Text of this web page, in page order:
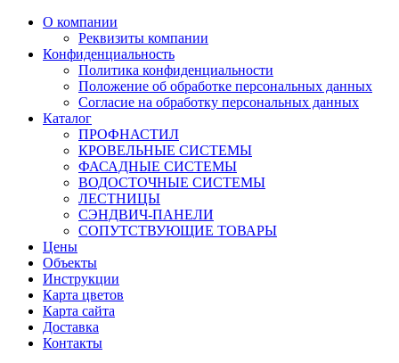
О компании
Реквизиты компании
Конфиденциальность
Политика конфиденциальности
Положение об обработке персональных данных
Согласие на обработку персональных данных
Каталог
ПРОФНАСТИЛ
КРОВЕЛЬНЫЕ СИСТЕМЫ
ФАСАДНЫЕ СИСТЕМЫ
ВОДОСТОЧНЫЕ СИСТЕМЫ
ЛЕСТНИЦЫ
СЭНДВИЧ-ПАНЕЛИ
СОПУТСТВУЮЩИЕ ТОВАРЫ
Цены
Объекты
Инструкции
Карта цветов
Карта сайта
Доставка
Контакты